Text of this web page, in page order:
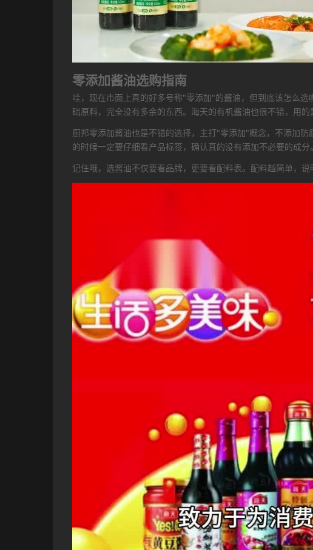
零添加酱油选购指南
哇，现在市面上真的好多号称"零添加"的酱油，但到底该怎么选
础原料，完全没有多余的东西。海天的有机酱油也很不错，用
厨邦零添加酱油也是不错的选择，主打"零添加"概念，不添加
的时候一定要仔细看产品标签，确认真的没有添加不必要的成分
记住哦，选酱油不仅要看品牌，更要看配料表。配料越简单，